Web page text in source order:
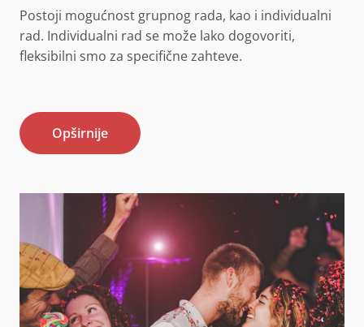
Postoji mogućnost grupnog rada, kao i individualni
rad. Individualni rad se može lako dogovoriti,
fleksibilni smo za specifične zahteve.
Opširnije